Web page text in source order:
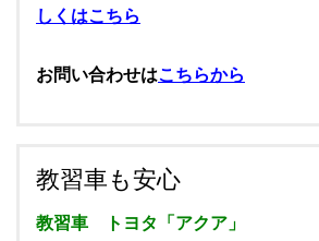
しくはこちら
お問い合わせはこちらから
教習車も安心
教習車 トヨタ「アクア」